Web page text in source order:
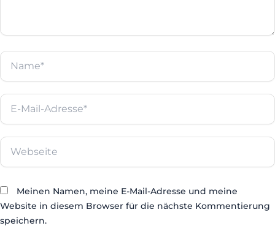
Name*
E-
Mail-
Adresse*
Webseite
Meinen Namen, meine E-Mail-Adresse und meine
Website in diesem Browser für die nächste Kommentierung
speichern.